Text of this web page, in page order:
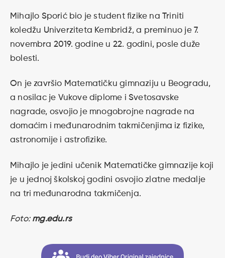
Mihajlo Sporić bio je student fizike na Triniti
koledžu Univerziteta Kembridž, a preminuo je 7.
novembra 2019. godine u 22. godini, posle duže
bolesti.
On je završio Matematičku gimnaziju u Beogradu,
a nosilac je Vukove diplome i Svetosavske
nagrade, osvojio je mnogobrojne nagrade na
domaćim i međunarodnim takmičenjima iz fizike,
astronomije i astrofizike.
Mihajlo je jedini učenik Matematičke gimnazije koji
je u jednoj školskoj godini osvojio zlatne medalje
na tri međunarodna takmičenja.
Foto: mg.edu.rs